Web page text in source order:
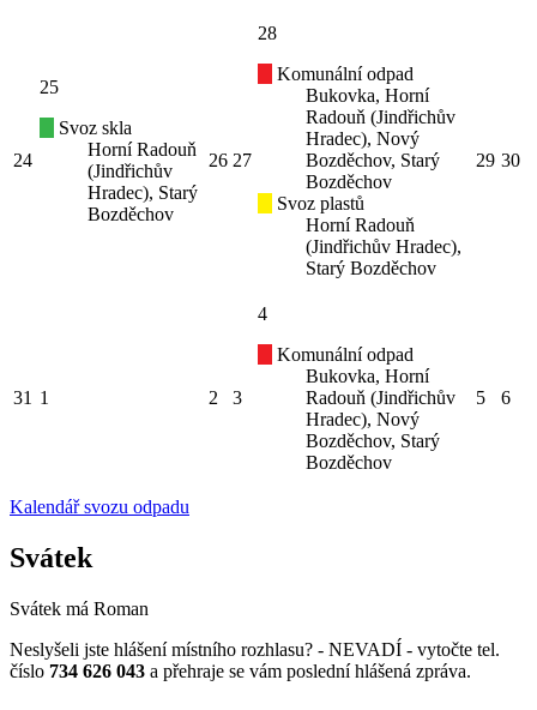
24
25
Svoz skla
Horní Radouň
(Jindřichův
Hradec), Starý
Bozděchov
26 27
28
Komunální odpad
Bukovka, Horní
Radouň (Jindřichův
Hradec), Nový
Bozděchov, Starý
Bozděchov
Svoz plastů
Horní Radouň
(Jindřichův Hradec),
Starý Bozděchov
29 30
31 1 2 3
4
Komunální odpad
Bukovka, Horní
Radouň (Jindřichův
Hradec), Nový
Bozděchov, Starý
Bozděchov
5 6
Kalendář svozu odpadu
Svátek
Svátek má Roman
Neslyšeli jste hlášení místního rozhlasu? - NEVADÍ - vytočte tel.
číslo 734 626 043 a přehraje se vám poslední hlášená zpráva.